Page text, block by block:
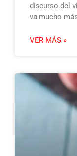
discurso del
va mucho más
VER MÁS »